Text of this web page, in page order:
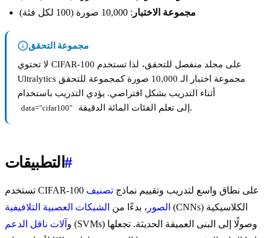
مجموعة الاختبار : 10,000 صورة (100 لكل فئة)
مجموعة التحقق
لا تحتوي CIFAR-100 على مجلد منفصل للتحقق، لذا تستخدم
Ultralytics مجموعة اختبار الـ 10,000 صورة كمجموعة للتحقق
أثناء التدريب بشكل افتراضي. يؤدي التدريب باستخدام
data="cifar100" إلى تعلم الفئات المائة الدقيقة.
التطبيقات#
تستخدم CIFAR-100 على نطاق واسع لتدريب وتقييم نماذج تصنيف
الصور ، بدءًا من الشبكات العصبية التلافيفية
(CNNs) الكلاسيكية
و آلات ناقل الدعم
(SVMs) وصولًا إلى البنى العميقة الحديثة. تجعلها